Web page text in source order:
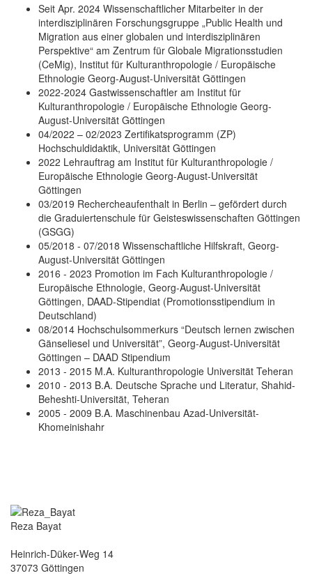
Seit Apr. 2024 Wissenschaftlicher Mitarbeiter in der
interdisziplinären Forschungsgruppe „Public Health und
Migration aus einer globalen und interdisziplinären
Perspektive“ am Zentrum für Globale Migrationsstudien
(CeMig), Institut für Kulturanthropologie / Europäische
Ethnologie Georg-August-Universität Göttingen
2022-2024 Gastwissenschaftler am Institut für
Kulturanthropologie / Europäische Ethnologie Georg-
August-Universität Göttingen
04/2022 – 02/2023 Zertifikatsprogramm (ZP)
Hochschuldidaktik, Universität Göttingen
2022 Lehrauftrag am Institut für Kulturanthropologie /
Europäische Ethnologie Georg-August-Universität
Göttingen
03/2019 Rechercheaufenthalt in Berlin – gefördert durch
die Graduiertenschule für Geisteswissenschaften Göttingen
(GSGG)
05/2018 - 07/2018 Wissenschaftliche Hilfskraft, Georg-
August-Universität Göttingen
2016 - 2023 Promotion im Fach Kulturanthropologie /
Europäische Ethnologie, Georg-August-Universität
Göttingen, DAAD-Stipendiat (Promotionsstipendium in
Deutschland)
08/2014 Hochschulsommerkurs “Deutsch lernen zwischen
Gänseliesel und Universität”, Georg-August-Universität
Göttingen – DAAD Stipendium
2013 - 2015 M.A. Kulturanthropologie Universität Teheran
2010 - 2013 B.A. Deutsche Sprache und Literatur, Shahid-
Beheshti-Universität, Teheran
2005 - 2009 B.A. Maschinenbau Azad-Universität-
Khomeinishahr
Reza Bayat
Heinrich-Düker-Weg 14
37073 Göttingen